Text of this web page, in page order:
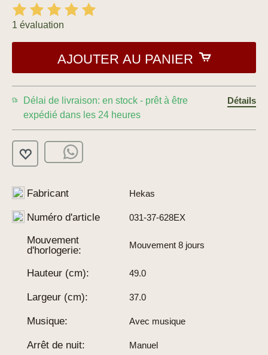
1 évaluation
AJOUTER AU PANIER
Délai de livraison: en stock - prêt à être
expédié dans les 24 heures
Détails
Fabricant Hekas
Numéro d'article 031-37-628EX
Mouvement
d'horlogerie:
Mouvement 8 jours
Hauteur (cm): 49.0
Largeur (cm): 37.0
Musique: Avec musique
Arrêt de nuit: Manuel